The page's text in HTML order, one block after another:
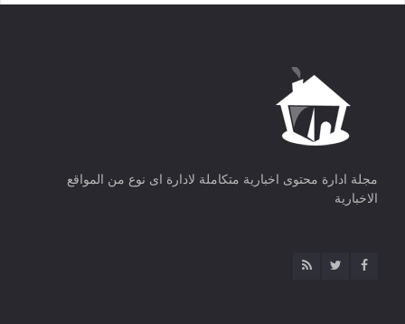
مجلة ادارة محتوى اخبارية متكاملة لادارة اى نوع من المواقع
الاخبارية